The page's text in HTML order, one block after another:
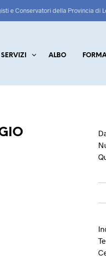
e Conservatori della Provincia di
SERVIZI ALBO